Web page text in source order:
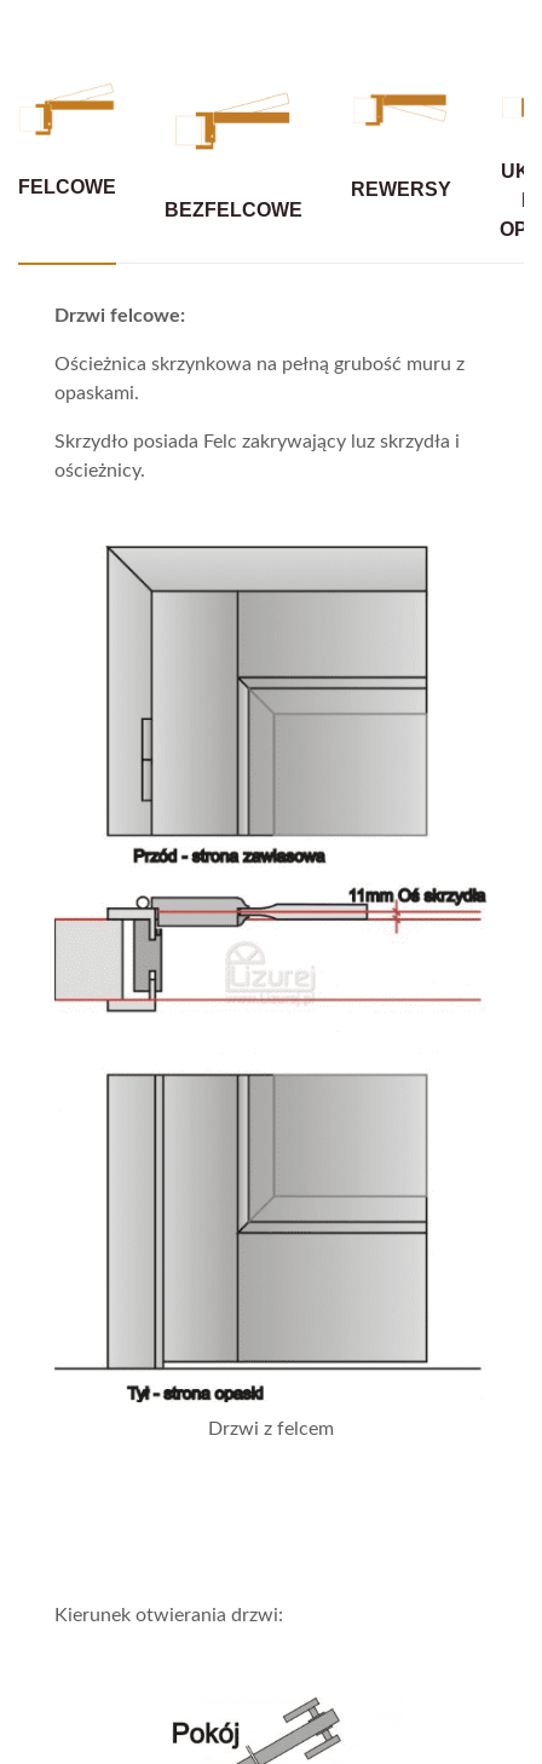
FELCOWE
BEZFELCOWE
REWERSY
Drzwi felcowe:
Ościeżnica skrzynkowa na pełną grubość muru z
opaskami.
Skrzydło posiada Felc zakrywający luz skrzydła i
ościeżnicy.
Drzwi z felcem
Kierunek otwierania drzwi: